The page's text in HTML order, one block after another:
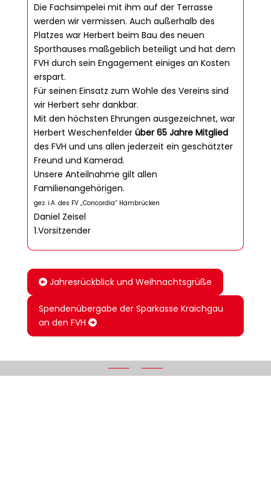
Die Fachsimpelei mit ihm auf der Terrasse
werden wir vermissen. Auch außerhalb des
Platzes war Herbert beim Bau des neuen
Sporthauses maßgeblich beteiligt und hat dem
FVH durch sein Engagement einiges an Kosten
erspart.
Für seinen Einsatz zum Wohle des Vereins sind
wir Herbert sehr dankbar.
Mit den höchsten Ehrungen ausgezeichnet, war
Herbert Weschenfelder über 65 Jahre Mitglied
des FVH und uns allen jederzeit ein geschätzter
Freund und Kamerad.
Unsere Anteilnahme gilt allen
Familienangehörigen.
gez. i.A. des FV „Concordia“ Hambrücken
Daniel Zeisel
1.Vorsitzender
Jahresrückblick und Weihnachtsgrüße
Spendenübergabe der Sparkasse Kraichgau
an den FVH